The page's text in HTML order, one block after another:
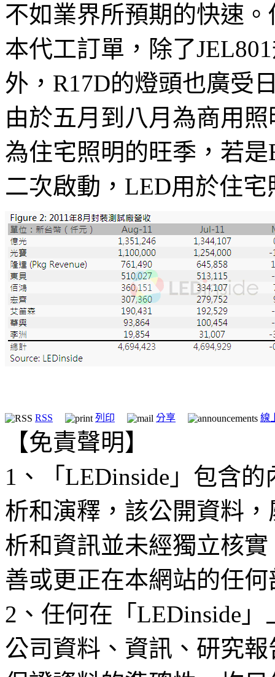
不如業界所預期的快速
本代工訂單，除了
外，R17D的燈頭也廣受
由於五月到八月為商用
為住宅照明的旺季，若
二次啟動，LED用於住
RSS 列印 分享 線
【免責聲明】
1、「LEDinside」包含
析和演釋，該公開資料
析和資訊並未經獨立核
善或更正在本網站的任
2、任何在「LEDinside
公司資料、資訊、研究